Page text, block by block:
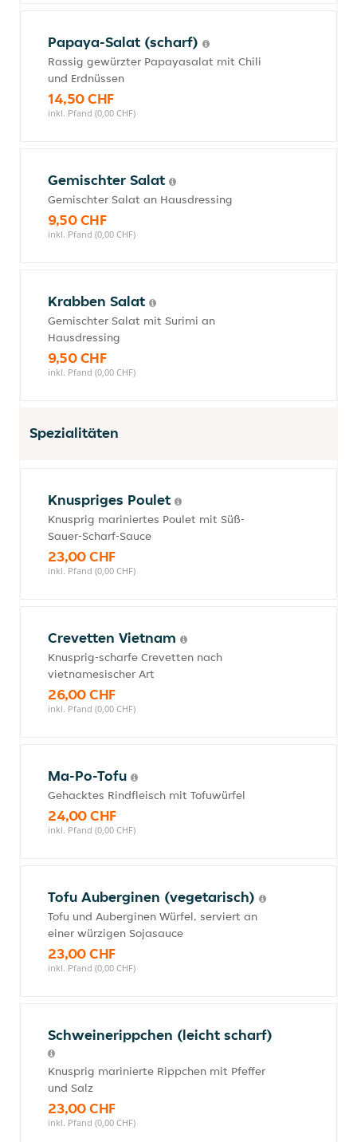
Papaya-Salat (scharf)
Rassig gewürzter Papayasalat mit Chili
und Erdnüssen
14,50 CHF
inkl. Pfand (0,00 CHF)
Gemischter Salat
Gemischter Salat an Hausdressing
9,50 CHF
inkl. Pfand (0,00 CHF)
Krabben Salat
Gemischter Salat mit Surimi an
Hausdressing
9,50 CHF
inkl. Pfand (0,00 CHF)
Spezialitäten
Knuspriges Poulet
Knusprig mariniertes Poulet mit Süß-
Sauer-Scharf-Sauce
23,00 CHF
inkl. Pfand (0,00 CHF)
Crevetten Vietnam
Knusprig-scharfe Crevetten nach
vietnamesischer Art
26,00 CHF
inkl. Pfand (0,00 CHF)
Ma-Po-Tofu
Gehacktes Rindfleisch mit Tofuwürfel
24,00 CHF
inkl. Pfand (0,00 CHF)
Tofu Auberginen (vegetarisch)
Tofu und Auberginen Würfel, serviert an
einer würzigen Sojasauce
23,00 CHF
inkl. Pfand (0,00 CHF)
Schweinerippchen (leicht scharf)
Knusprig marinierte Rippchen mit Pfeffer
und Salz
23,00 CHF
inkl. Pfand (0,00 CHF)